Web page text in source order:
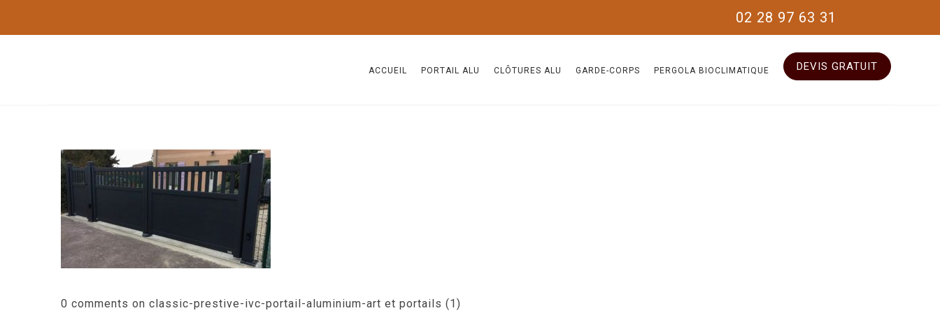
02 28 97 63 31
DEVIS GRATUIT
ACCUEIL PORTAIL ALU CLÔTURES ALU GARDE-CORPS PERGOLA BIOCLIMATIQUE
0 comments on classic-prestive-ivc-portail-aluminium-art et portails (1)